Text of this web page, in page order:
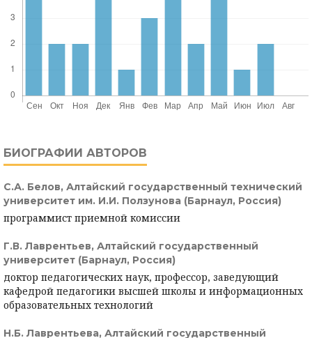
БИОГРАФИИ АВТОРОВ
С.А. Белов, Алтайский государственный технический
университет им. И.И. Ползунова (Барнаул, Россия)
программист приемной комиссии
Г.В. Лаврентьев, Алтайский государственный
университет (Барнаул, Россия)
доктор педагогических наук, профессор, заведующий
кафедрой педагогики высшей школы и информационных
образовательных технологий
Н.Б. Лаврентьева, Алтайский государственный